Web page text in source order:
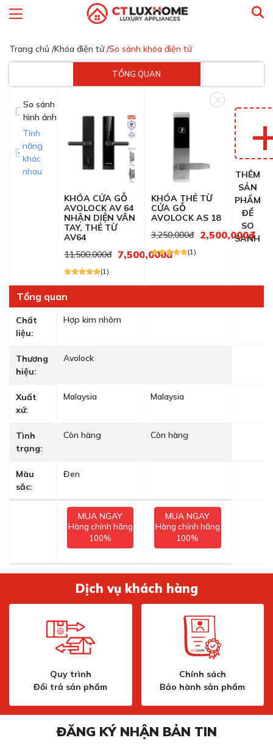
Trang chủ /Khóa điện tử /So sánh khóa điện tử
TỔNG QUAN
So sánh
hình ảnh
Tính
năng
khác
nhau
KHÓA CỬA GỖ
AVOLOCK AV 64
NHẬN DIỆN VÂN
TAY, THẺ TỪ
AV64
11,500,000đ 7,500,000đ
(1)
KHÓA THẺ TỪ
CỬA GỖ
AVOLOCK AS 18
3,250,000đ
2,500,000đ
(1)
THÊM
SẢN
PHẨM
ĐỂ
SO
SÁNH
Tổng quan
Chất
liệu:
Hợp kim nhôm
Thương
hiệu:
Avolock
Xuất
xứ:
Malaysia Malaysia
Tình
trạng:
Còn hàng Còn hàng
Màu
sắc:
Đen
MUA NGAY
Hàng chính hãng
100%
MUA NGAY
Hàng chính hãng
100%
Dịch vụ khách hàng
Quy trình
Đổi trả sản phẩm
Chính sách
Bảo hành sản phẩm
ĐĂNG KÝ NHẬN BẢN TIN